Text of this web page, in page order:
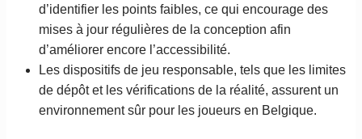
d’identifier les points faibles, ce qui encourage des
mises à jour régulières de la conception afin
d’améliorer encore l’accessibilité.
Les dispositifs de jeu responsable, tels que les limites
de dépôt et les vérifications de la réalité, assurent un
environnement sûr pour les joueurs en Belgique.